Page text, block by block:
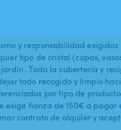
y responsabilidad exigidas
tipo de cristal (copas,
. Toda la cubertería y
todo recogido y limpio
por tipo de
exige fianza de 150€ a pagar
contrato de alquiler y